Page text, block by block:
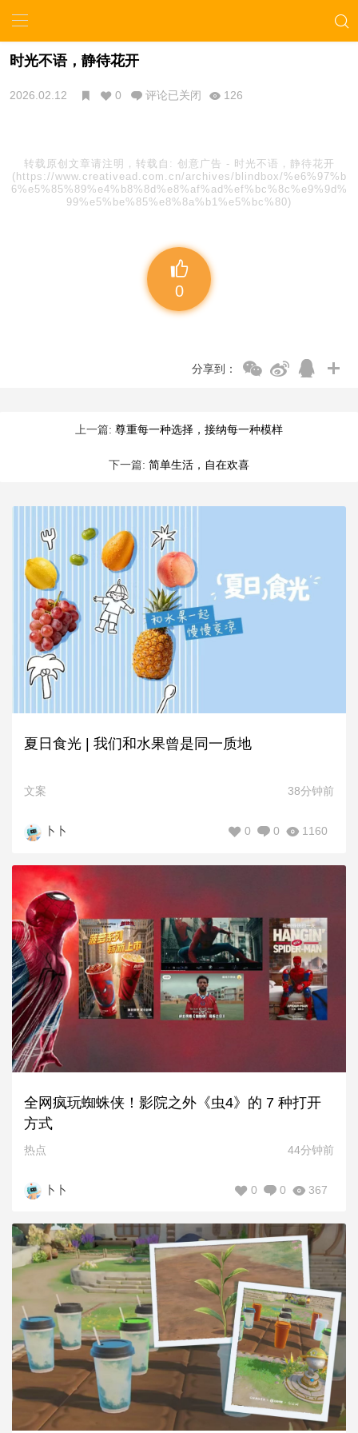
时光不语，静待花开
2026.02.12 0 评论已关闭 126
转载原创文章请注明，转载自: 创意广告 - 时光不语，静待花开
(https://www.creativead.com.cn/archives/blindbox/%e6%97%b
6%e5%85%89%e4%b8%8d%e8%af%ad%ef%bc%8c%e9%9d%
99%e5%be%85%e8%8a%b1%e5%bc%80)
0
分享到：
上一篇: 尊重每一种选择，接纳每一种模样
下一篇: 简单生活，自在欢喜
夏日食光 | 我们和水果曾是同一质地
文案 38分钟前
卜卜 1160
0
0
全网疯玩蜘蛛侠！影院之外《虫4》的 7 种打开
方式
热点 44分钟前
卜卜 367
0
0